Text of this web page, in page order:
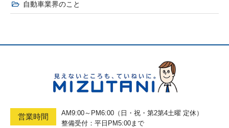
自動車業界のこと
営業時間
AM9:00～PM6:00（日・祝・第2第4土曜 定休）
整備受付：平日PM5:00まで